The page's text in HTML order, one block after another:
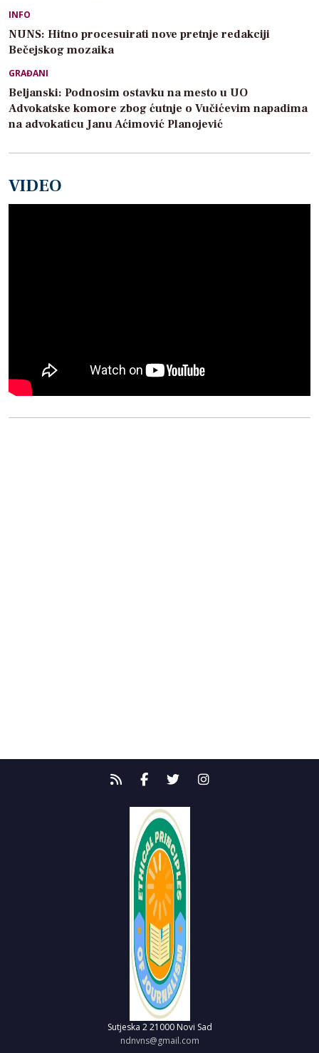
INFO
NUNS: Hitno procesuirati nove pretnje redakciji
Bečejskog mozaika
GRAĐANI
Beljanski: Podnosim ostavku na mesto u UO
Advokatske komore zbog ćutnje o Vučićevim napadima
na advokaticu Janu Aćimović Planojević
VIDEO
Sutjeska 2 21000 Novi Sad
ndnvns@gmail.com